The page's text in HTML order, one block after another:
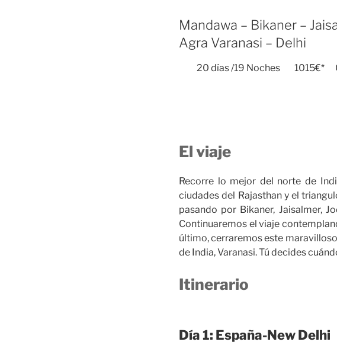
Mandawa – Bikaner –
Agra Varanasi – Delhi
20 días /19 Noches 1015€*
El viaje
Recorre lo mejor del norte de
ciudades del Rajasthan y el
pasando por Bikaner, Jaisalmer,
Continuaremos el viaje
último, cerraremos este
de India, Varanasi. Tú decides
Itinerario
Día 1: España-New Delhi